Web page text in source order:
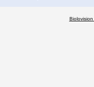
Biolovision